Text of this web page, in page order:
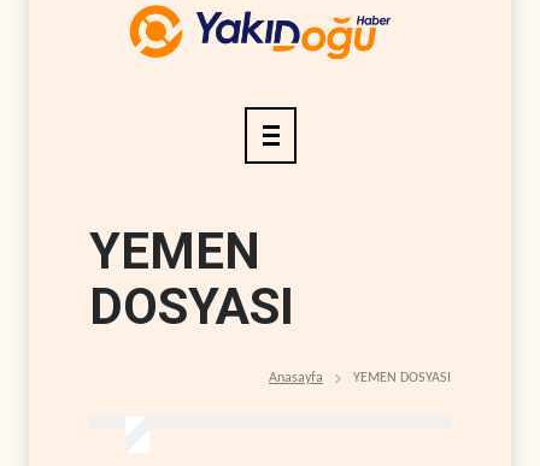
YEMEN
DOSYASI
Anasayfa YEMEN DOSYASI